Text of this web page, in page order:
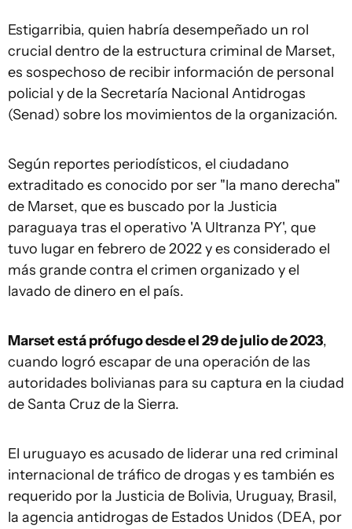
Estigarribia, quien habría desempeñado un rol
crucial dentro de la estructura criminal de Marset,
es sospechoso de recibir información de personal
policial y de la Secretaría Nacional Antidrogas
(Senad) sobre los movimientos de la organización.
Según reportes periodísticos, el ciudadano
extraditado es conocido por ser "la mano derecha"
de Marset, que es buscado por la Justicia
paraguaya tras el operativo 'A Ultranza PY', que
tuvo lugar en febrero de 2022 y es considerado el
más grande contra el crimen organizado y el
lavado de dinero en el país.
Marset está prófugo desde el 29 de julio de 2023,
cuando logró escapar de una operación de las
autoridades bolivianas para su captura en la ciudad
de Santa Cruz de la Sierra.
El uruguayo es acusado de liderar una red criminal
internacional de tráfico de drogas y es también es
requerido por la Justicia de Bolivia, Uruguay, Brasil,
la agencia antidrogas de Estados Unidos (DEA, por